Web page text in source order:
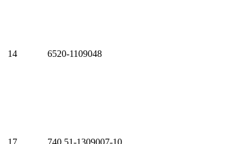
14 6520-1109048
17 740.51-1309007-10